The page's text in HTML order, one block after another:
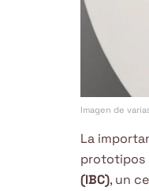
Imagen de
La
prototipos
(IBC), un